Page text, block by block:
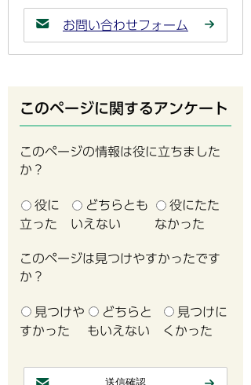
お問い合わせフォーム
このページに関するアンケート
このページの情報は役に立ちました
か？
役に
立った
どちらとも
いえない
役にたた
なかった
このページは見つけやすかったです
か？
見つけや
すかった
どちらと
もいえない
見つけに
くかった